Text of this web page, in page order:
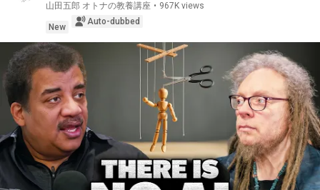
山田五郎 オトナの教養講座 • 967K views
New
Auto-dubbed